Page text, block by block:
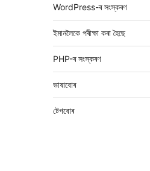
WordPress-ৰ সংস্কৰণ
ইমানলৈকে পৰীক্ষা কৰা হৈছে
PHP-ৰ সংস্কৰণ
ভাষাবোৰ
টেগবোৰ